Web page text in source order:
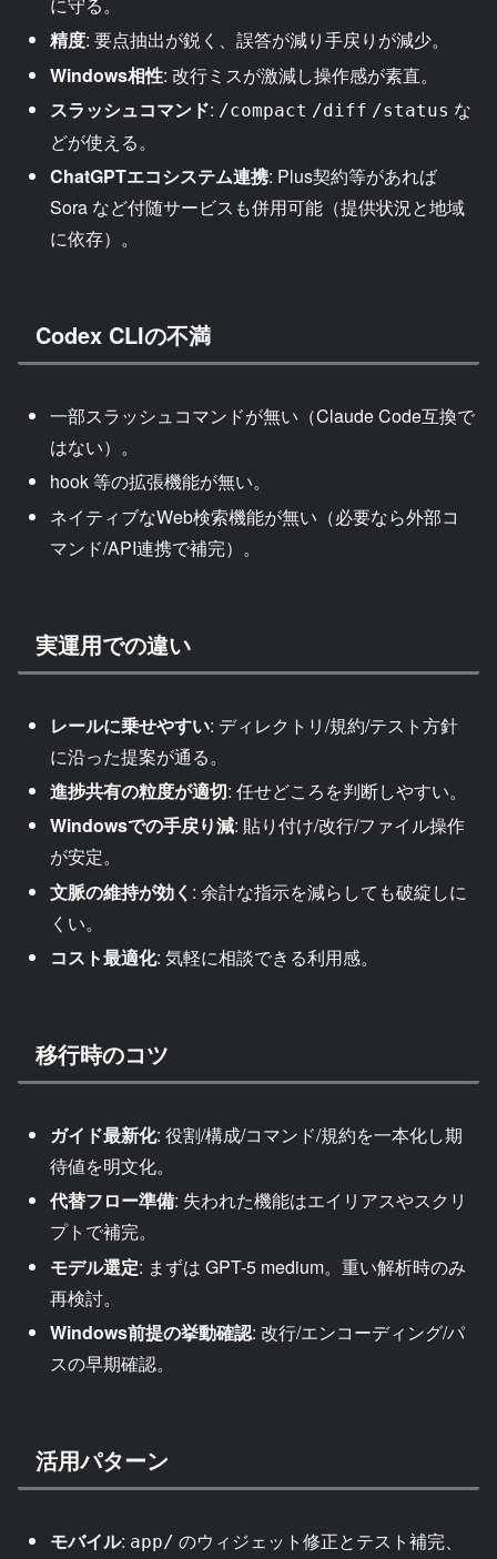
に守る。
精度: 要点抽出が鋭く、誤答が減り手戻りが減少。
Windows相性: 改行ミスが激減し操作感が素直。
スラッシュコマンド: /compact /diff /status な
どが使える。
ChatGPTエコシステム連携: Plus契約等があれば
Sora など付随サービスも併用可能（提供状況と地域
に依存）。
Codex CLIの不満
一部スラッシュコマンドが無い（Claude Code互換で
はない）。
hook 等の拡張機能が無い。
ネイティブなWeb検索機能が無い（必要なら外部コ
マンド/API連携で補完）。
実運用での違い
レールに乗せやすい: ディレクトリ/規約/テスト方針
に沿った提案が通る。
進捗共有の粒度が適切: 任せどころを判断しやすい。
Windowsでの手戻り減: 貼り付け/改行/ファイル操作
が安定。
文脈の維持が効く : 余計な指示を減らしても破綻しに
くい。
コスト最適化: 気軽に相談できる利用感。
移行時のコツ
ガイド最新化: 役割/構成/コマンド/規約を一本化し期
待値を明文化。
代替フロー準備: 失われた機能はエイリアスやスクリ
プトで補完。
モデル選定: まずは GPT-5 medium。重い解析時のみ
再検討。
Windows前提の挙動確認: 改行/エンコーディング/パ
スの早期確認。
活用パターン
モバイル: app/ のウィジェット修正とテスト補完、